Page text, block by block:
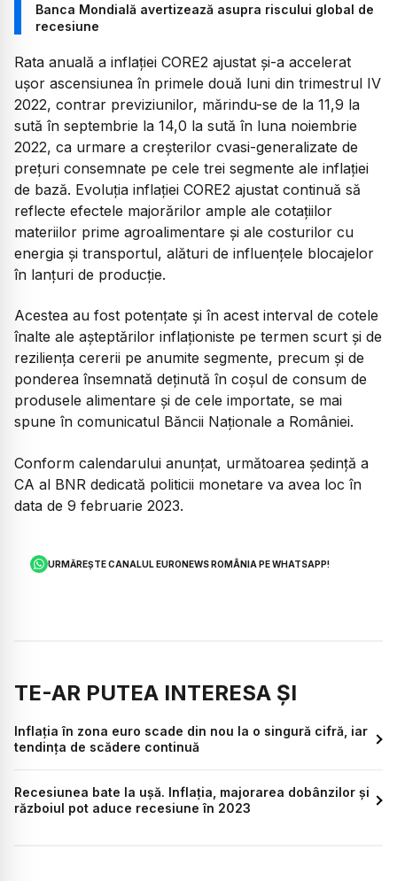
Banca Mondială avertizează asupra riscului global de
recesiune
Rata anuală a inflației CORE2 ajustat și-a accelerat
ușor ascensiunea în primele două luni din trimestrul IV
2022, contrar previziunilor, mărindu-se de la 11,9 la
sută în septembrie la 14,0 la sută în luna noiembrie
2022, ca urmare a creșterilor cvasi-generalizate de
prețuri consemnate pe cele trei segmente ale inflației
de bază. Evoluția inflației CORE2 ajustat continuă să
reflecte efectele majorărilor ample ale cotațiilor
materiilor prime agroalimentare și ale costurilor cu
energia și transportul, alături de influențele blocajelor
în lanțuri de producție.
Acestea au fost potențate și în acest interval de cotele
înalte ale așteptărilor inflaționiste pe termen scurt și de
reziliența cererii pe anumite segmente, precum și de
ponderea însemnată deținută în coșul de consum de
produsele alimentare și de cele importate, se mai
spune în comunicatul Băncii Naționale a României.
Conform calendarului anunțat, următoarea ședință a
CA al BNR dedicată politicii monetare va avea loc în
data de 9 februarie 2023.
URMĂREȘTE CANALUL EURONEWS ROMÂNIA PE WHATSAPP!
TE-AR PUTEA INTERESA ȘI
Inflația în zona euro scade din nou la o singură cifră, iar
tendința de scădere continuă
Recesiunea bate la ușă. Inflația, majorarea dobânzilor și
războiul pot aduce recesiune în 2023